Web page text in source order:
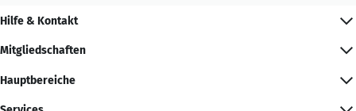
Hilfe & Kontakt
Mitgliedschaften
Hauptbereiche